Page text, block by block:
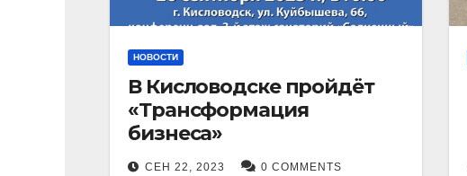
НОВОСТИ
В Кисловодске пройдёт
«Трансформация
бизнеса»
СЕН 22, 2023 0 COMMENTS